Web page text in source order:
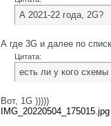
А 2021-22 года, 2G?
А где 3G и далее по
Цитата:
есть ли у кого
Вот, 1G )))))
IMG_20220504_175015.jpg